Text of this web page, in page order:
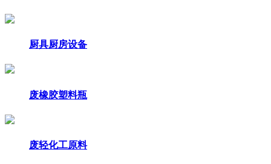
厨具厨房设备
废橡胶塑料瓶
废轻化工原料